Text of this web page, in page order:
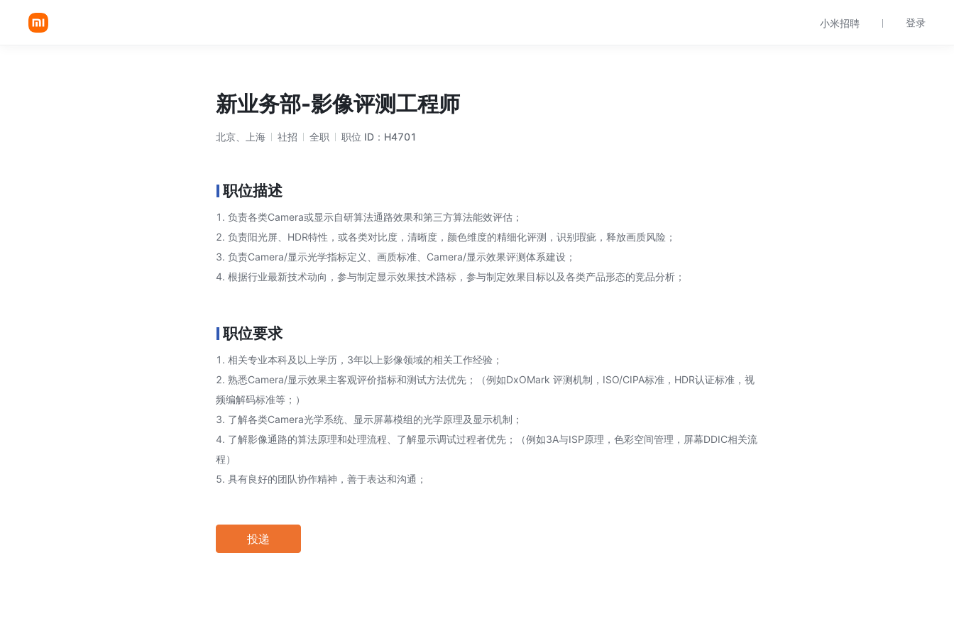
小米招聘 登录
新业务部-影像评测工程师
北京、上海 社招 全职 职位 ID： H4701
职位描述
1. 负责各类Camera或显示自研算法通路效果和第三方算法能效评估；
2. 负责阳光屏、HDR特性，或各类对比度，清晰度，颜色维度的精细化评测，识别瑕疵，释放画质风险；
3. 负责Camera/显示光学指标定义、画质标准、Camera/显示效果评测体系建设；
4. 根据行业最新技术动向，参与制定显示效果技术路标，参与制定效果目标以及各类产品形态的竞品分析；
职位要求
1. 相关专业本科及以上学历，3年以上影像领域的相关工作经验；
2. 熟悉Camera/显示效果主客观评价指标和测试方法优先；（例如DxOMark 评测机制，ISO/CIPA标准，HDR认证标准，视
频编解码标准等；）
3. 了解各类Camera光学系统、显示屏幕模组的光学原理及显示机制；
4. 了解影像通路的算法原理和处理流程、了解显示调试过程者优先；（例如3A与ISP原理，色彩空间管理，屏幕DDIC相关流
程）
5. 具有良好的团队协作精神，善于表达和沟通；
投递